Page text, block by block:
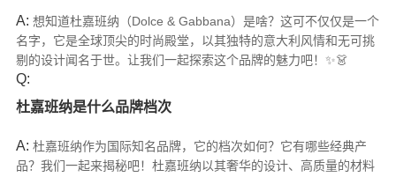
A: 想知道杜嘉班纳（Dolce & Gabbana）是啥？这可不仅仅是一个
名字，它是全球顶尖的时尚殿堂，以其独特的意大利风情和无可挑
剔的设计闻名于世。让我们一起探索这个品牌的魅力吧！✨👗
Q:
杜嘉班纳是什么品牌档次
A: 杜嘉班纳作为国际知名品牌，它的档次如何？它有哪些经典产
品？我们一起来揭秘吧！杜嘉班纳以其奢华的设计、高质量的材料